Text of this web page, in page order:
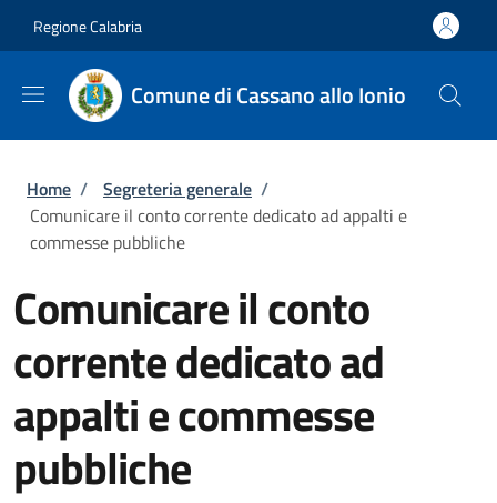
Regione Calabria
Comune di Cassano allo Ionio
Briciole di pane
Home / Segreteria generale /
Comunicare il conto corrente dedicato ad appalti e
commesse pubbliche
Comunicare il conto
corrente dedicato ad
appalti e commesse
pubbliche